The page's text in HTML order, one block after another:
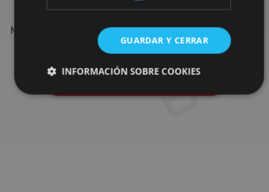
Navarre: organised activities, tours and the most important
events in the calendar.
GUARDAR Y CERRAR
INFORMACIÓN SOBRE COOKIES